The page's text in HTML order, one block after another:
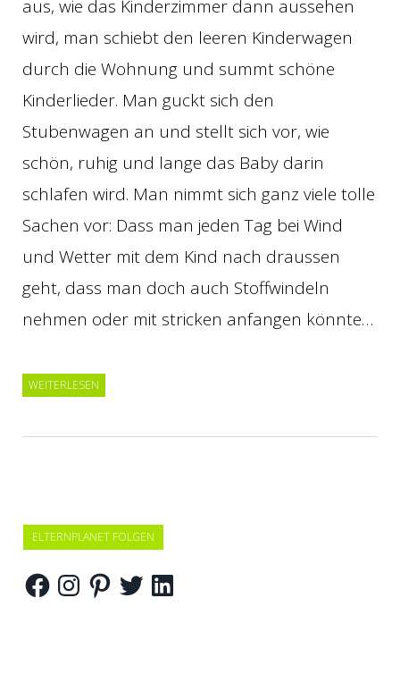
aus, wie das Kinderzimmer dann aussehen
wird, man schiebt den leeren Kinderwagen
durch die Wohnung und summt schöne
Kinderlieder. Man guckt sich den
Stubenwagen an und stellt sich vor, wie
schön, ruhig und lange das Baby darin
schlafen wird. Man nimmt sich ganz viele tolle
Sachen vor: Dass man jeden Tag bei Wind
und Wetter mit dem Kind nach draussen
geht, dass man doch auch Stoffwindeln
nehmen oder mit stricken anfangen könnte…
WEITERLESEN
ELTERNPLANET FOLGEN
FacebookInstagramPinterestTwitterLinkedIn